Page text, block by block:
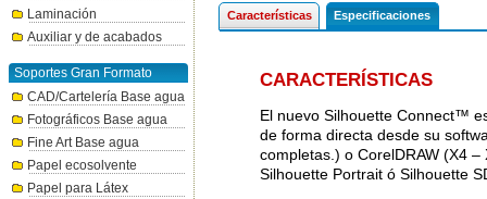
Laminación
Auxiliar y de acabados
Soportes Gran Formato
CAD/Cartelería Base agua
Fotográficos Base agua
Fine Art Base agua
Papel ecosolvente
Papel para Látex
Características Especificaciones
CARACTERÍSTICAS
El nuevo Silhouette Connect™
de forma directa desde su
completas.) o CorelDRAW (X4
Silhouette Portrait ó Silhouette